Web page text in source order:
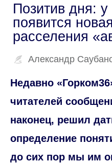
Позитив дня:
появится
расселения
Александр
Недавно
читателей
наконец, решил
определение
до сих пор мы им